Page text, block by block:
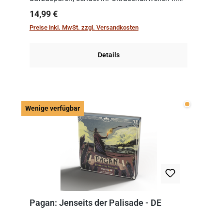
die Tiefe. Doch die Signale werden reflektiert,
verfärbt und verfalscht. Nur wer klug kom...
Regulärer Preis:
14,99 €
Preise inkl. MwSt. zzgl. Versandkosten
Details
Wenige verfügbar Wenige
Pagan: Jenseits der Palisade - DE